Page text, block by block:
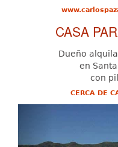
CASA
Dueño
en
con
CERCA DE